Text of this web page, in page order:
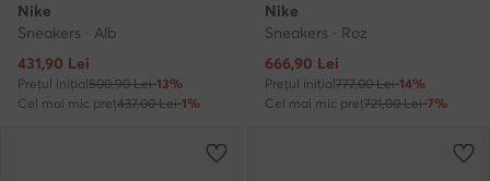
Nike
Sneakers · Alb
Prețul actual
431,90 Lei
Prețul inițial500,90 Lei-13%
Cel mai mic preț437,00 Lei-1%
Nike
Sneakers · Roz
Prețul actual
666,90 Lei
Prețul inițial777,00 Lei-14%
Cel mai mic preț721,00 Lei-7%